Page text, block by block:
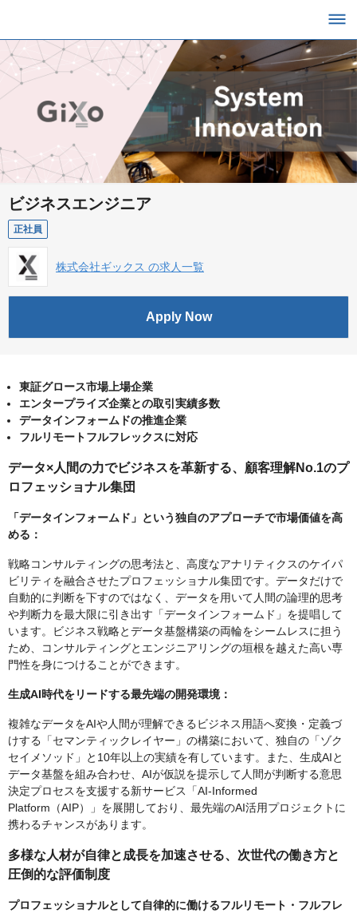
ビジネスエンジニア
正社員
株式会社ギックス の求人一覧
Apply Now
東証グロース市場上場企業
エンタープライズ企業との取引実績多数
データインフォームドの推進企業
フルリモートフルフレックスに対応
データ×人間の力でビジネスを革新する、顧客理解No.1のプ
ロフェッショナル集団
「データインフォームド」という独自のアプローチで市場価値を高
める：
戦略コンサルティングの思考法と、高度なアナリティクスのケイパ
ビリティを融合させたプロフェッショナル集団です。データだけで
自動的に判断を下すのではなく、データを用いて人間の論理的思考
や判断力を最大限に引き出す「データインフォームド」を提唱して
います。ビジネス戦略とデータ基盤構築の両輪をシームレスに担う
ため、コンサルティングとエンジニアリングの垣根を越えた高い専
門性を身につけることができます。
生成AI時代をリードする最先端の開発環境：
複雑なデータをAIや人間が理解できるビジネス用語へ変換・定義づ
けする「セマンティックレイヤー」の構築において、独自の「ゾク
セイメソッド」と10年以上の実績を有しています。また、生成AIと
データ基盤を組み合わせ、AIが仮説を提示して人間が判断する意思
決定プロセスを支援する新サービス「AI-Informed
Platform（AIP）」を展開しており、最先端のAI活用プロジェクトに
携わるチャンスがあります。
多様な人材が自律と成長を加速させる、次世代の働き方と
圧倒的な評価制度
プロフェッショナルとして自律的に働けるフルリモート・フルフレ